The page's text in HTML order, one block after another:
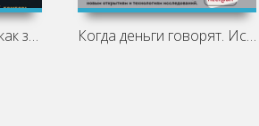
Лихая крипта. Кто и как зарабатывает на Когда деньги говорят. История монет и